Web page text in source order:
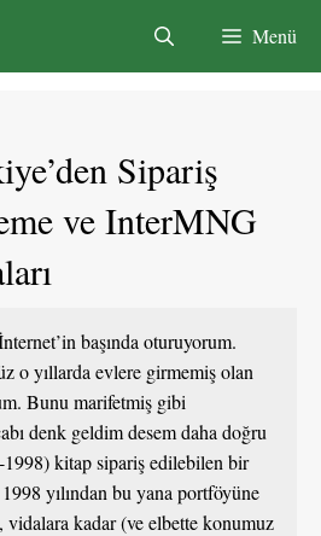
Menü
Sipariş
ve InterMNG
başında oturuyorum.
o yıllarda evlere girmemiş olan
Bunu marifetmiş gibi
denk geldim desem daha doğru
1998) kitap sipariş edilebilen bir
yılından bu yana portföyüne
vidalara kadar (ve elbette konumuz